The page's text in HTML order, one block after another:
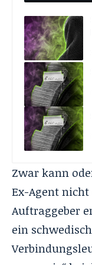
Zwar kann
Ex-Agent
Auftraggeber
ein